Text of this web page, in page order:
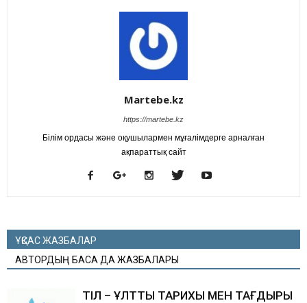
Martebe.kz
https://martebe.kz
Білім ордасы және оқушылармен мұғалімдерге арналған
ақпараттық сайт
ҰҚСАС ЖАЗБАЛАР
АВТОРДЫҢ БАСҚА ДА ЖАЗБАЛАРЫ
ТІЛ – ҰЛТТЫҢ ТАРИХЫ МЕН ТАҒДЫРЫ